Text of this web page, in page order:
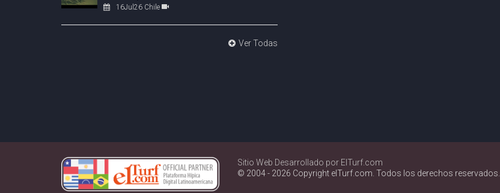
16Jul26 Chile
Ver Todas
Sitio Web Desarrollado por ElTurf.com
© 2004 - 2026 Copyright elTurf.com. Todos los derechos reservados.